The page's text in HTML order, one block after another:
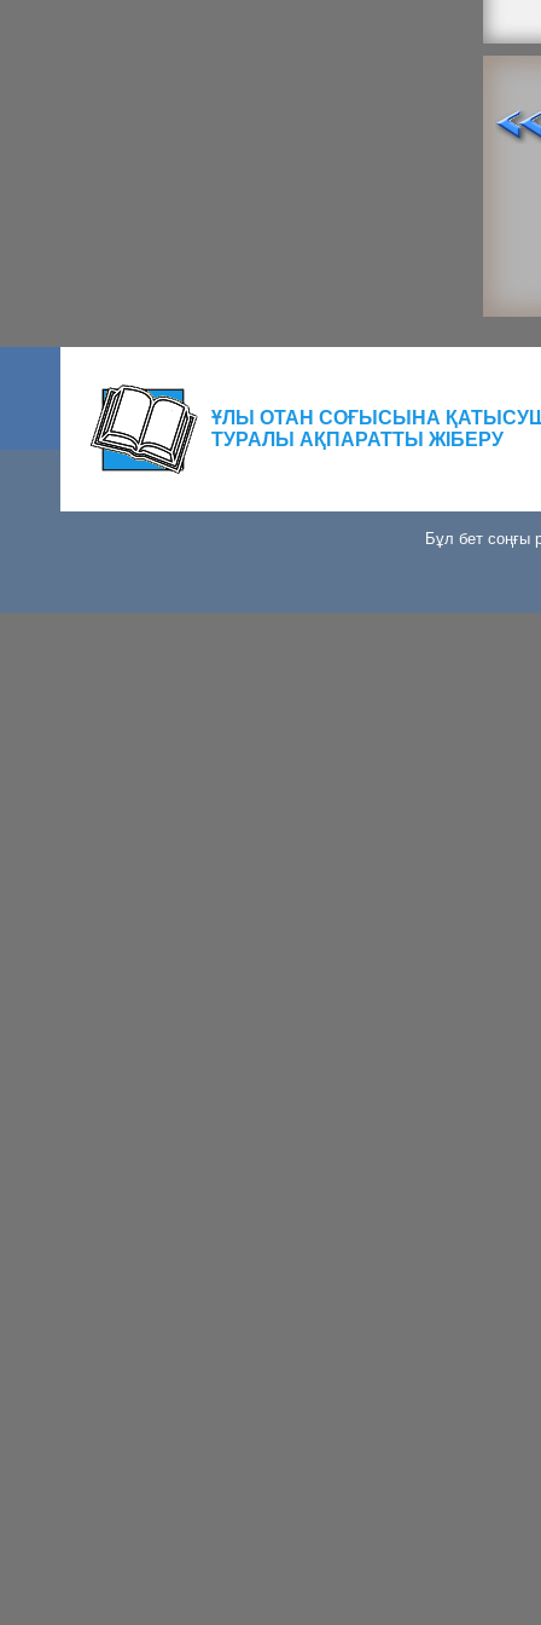
ҰЛЫ ОТАН СОҒЫСЫНА
ТУРАЛЫ АҚПАРАТТЫ ЖІБЕРУ
Бұл бет соңғы